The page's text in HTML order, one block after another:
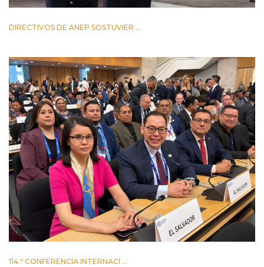
DIRECTIVOS DE ANEP SOSTUVIER ...
114.ª CONFERENCIA INTERNACI ...